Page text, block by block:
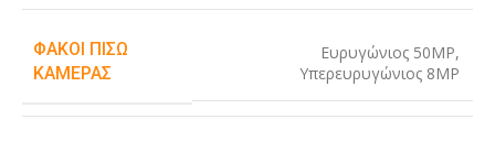
ΦΑΚΟΊ ΠΊΣΩ
ΚΆΜΕΡΑΣ
Ευρυγώνιος 50MP,
Υπερευρυγώνιος 8MP